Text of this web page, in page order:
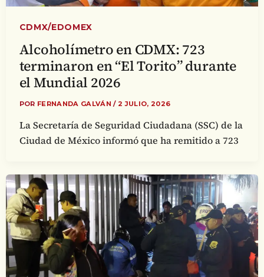
CDMX/EDOMEX
Alcoholímetro en CDMX: 723
terminaron en “El Torito” durante
el Mundial 2026
POR FERNANDA GALVÁN/ 2 JULIO, 2026
La Secretaría de Seguridad Ciudadana (SSC) de la
Ciudad de México informó que ha remitido a 723